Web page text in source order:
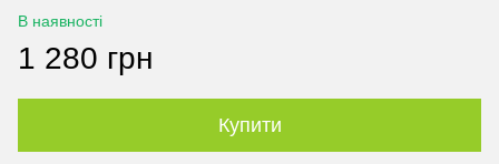
В наявності
1 280 грн
Купити